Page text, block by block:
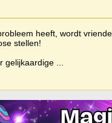
heeft, wordt
stellen!
gelijkaardige